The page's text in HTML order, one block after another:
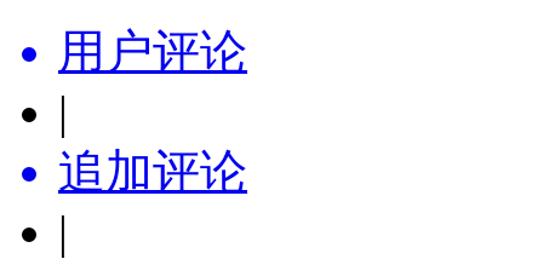
用户评论
|
追加评论
|